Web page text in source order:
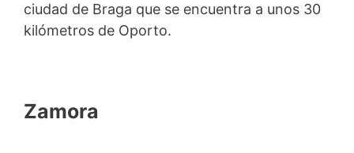
ciudad de Braga que se encuentra a unos 30
kilómetros de Oporto.
Zamora